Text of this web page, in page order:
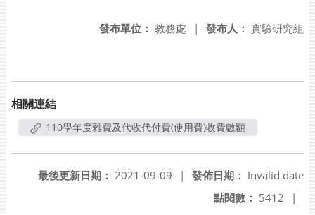
發布人： 實驗研究組
發布單位： 教務處 |
相關連結
110學年度雜費及代收代付費(使用費)收費數額
發佈日期： Invalid date
最後更新日期： 2021-09-09
|
點閱數： 5412 |